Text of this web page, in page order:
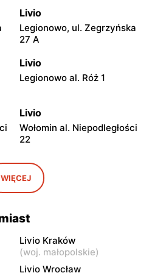
Livio
Legionowo, ul. Zegrzyńska
27 A
Livio
Legionowo al. Róż 1
Livio
Wołomin al. Niepodległości
22
Livio
Otwock, ul. Wawerska 10
Livio
Batorego 34
Livio
WIĘCEJ
Livio Kraków
(woj. małopolskie)
Livio Wrocław